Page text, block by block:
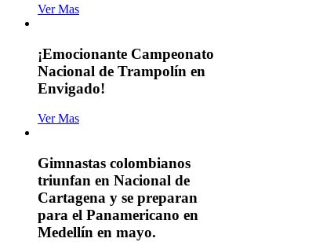
Ver Mas
¡Emocionante Campeonato
Nacional de Trampolín en
Envigado!
Ver Mas
Gimnastas colombianos
triunfan en Nacional de
Cartagena y se preparan
para el Panamericano en
Medellín en mayo.